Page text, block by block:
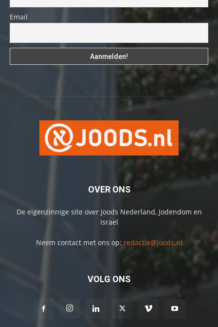
Email
OVER ONS
De eigenzinnige site over Joods Nederland, Jodendom en
Israel
Neem contact met ons op: redactie@joods.nl
VOLG ONS